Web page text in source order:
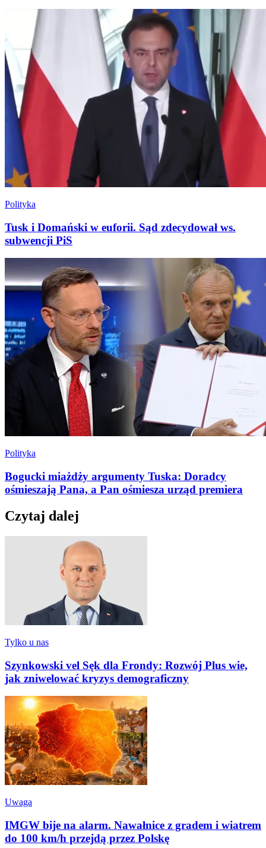
Polityka
Tusk i Domański w euforii. Sąd zdecydował ws.
subwencji PiS
Polityka
Bogucki miażdży argumenty Tuska: Doradcy
ośmieszają Pana, a Pan ośmiesza urząd premiera
Czytaj dalej
Tylko u nas
Szynkowski vel Sęk dla Frondy: Rozwój Plus wie,
jak zniwelować kryzys demograficzny
Uwaga
IMGW bije na alarm. Nawałnice z gradem i wiatrem
do 100 km/h przejdą przez Polskę